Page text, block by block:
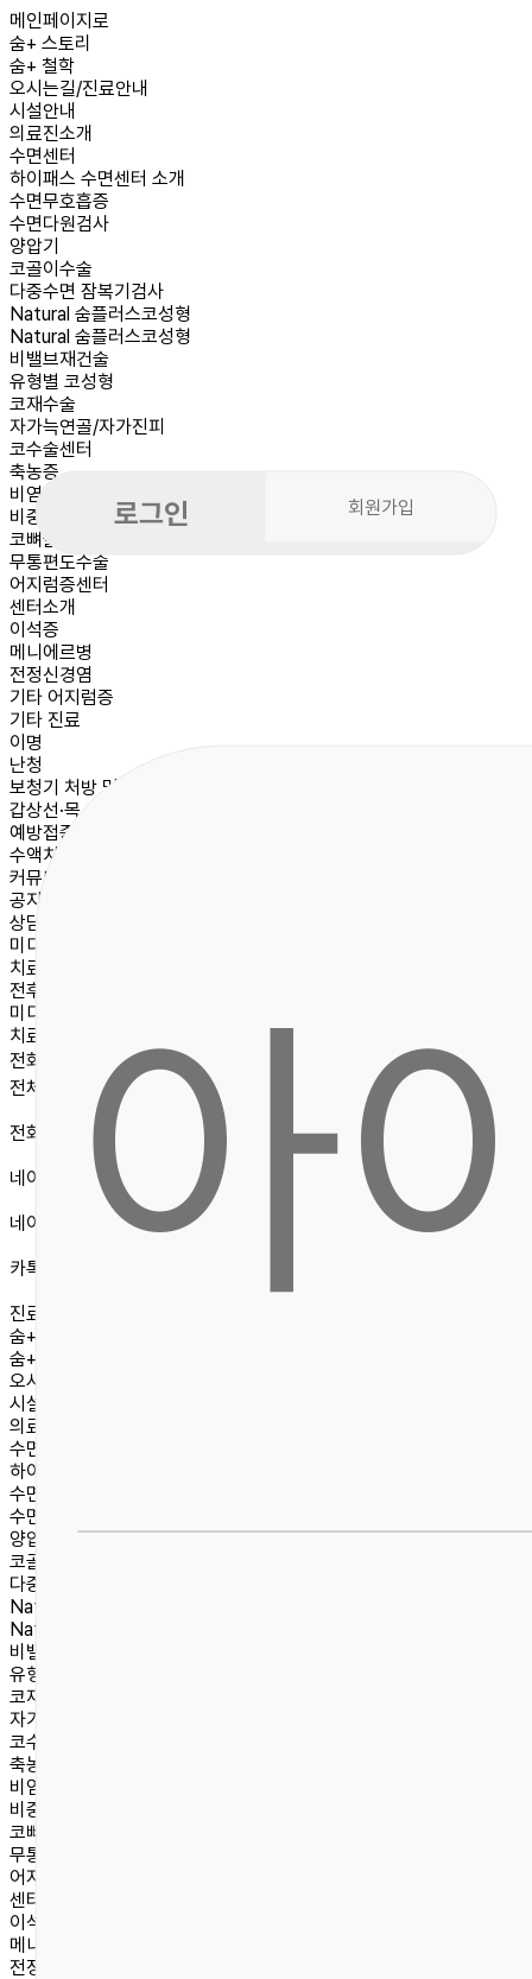
메인페이지로
숨+ 스토리
숨+ 철학
오시는길/진료안내
시설안내
의료진소개
수면센터
하이패스 수면센터 소개
수면무호흡증
수면다원검사
양압기
코골이수술
다중수면 잠복기검사
Natural 숨플러스코성형
Natural 숨플러스코성형
비밸브재건술
유형별 코성형
코재수술
자가늑연골/자가진피
코수술센터
축농증
비염
비중격만곡증
코뼈골절
무통편도수술
어지럼증센터
센터소개
이석증
메니에르병
전정신경염
기타 어지럼증
기타 진료
이명
난청
보청기 처방 및 정부지원안내
갑상선·목 초음파
예방접종
수액치료
커뮤니티
공지사항
상담문의
미디어
치료후기
전후사진
미디어
치료후기
전화문의
메뉴
전체메뉴
전화문의
네이버예약
네이버톡톡
카톡상담
진료안내
숨+ 스토리
숨+ 철학
오시는길/진료안내
시설안내
의료진소개
수면센터
하이패스 수면센터 소개
수면무호흡증
수면다원검사
양압기
코골이수술
다중수면 잠복기검사
Natural
Natural 숨플러스코성형
비밸브재건술
유형별 코성형
코재수술
자가늑연골/자가진피
코수술센터
축농증
비염
비중격만곡증
코뼈골절
무통편도수술
어지럼증센터
센터소개
이석증
메니에르병
전정신경염
로그인 회원가입
아